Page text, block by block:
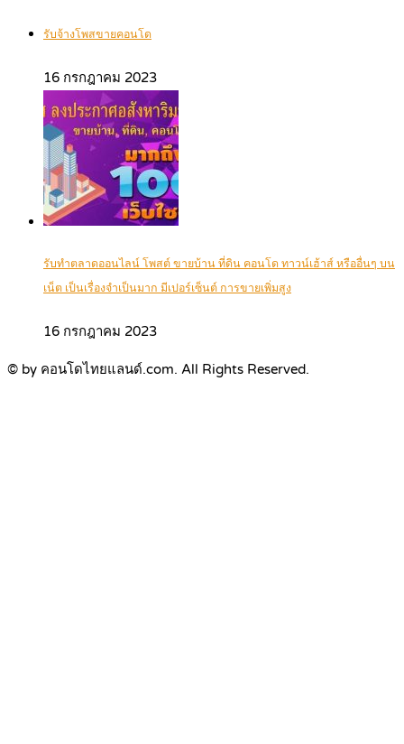
รับจ้างโพสขายคอนโด
16 กรกฎาคม 2023
รับทำตลาดออนไลน์ โพสต์ ขายบ้าน ที่ดิน คอนโด ทาวน์เฮ้าส์ หรืออื่นๆ บน
เน็ต เป็นเรื่องจำเป็นมาก มีเปอร์เซ็นต์ การขายเพิ่มสูง
16 กรกฎาคม 2023
© by คอนโดไทยแลนด์.com. All Rights Reserved.